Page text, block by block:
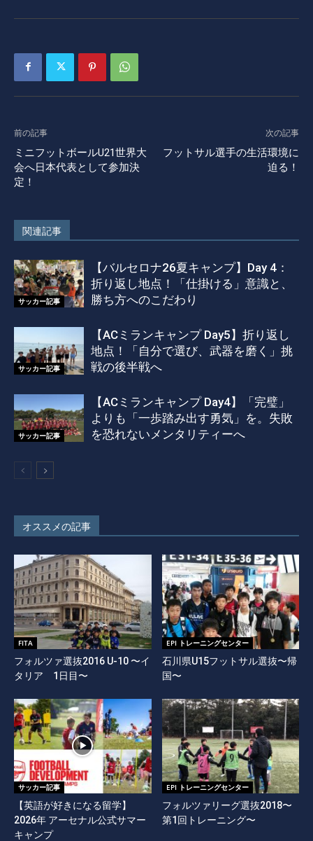
前の記事
ミニフットボールU21世界大
会へ日本代表として参加決
定！
次の記事
フットサル選手の生活環境に
迫る！
関連記事
サッカー記事
【バルセロナ26夏キャンプ】Day 4：
折り返し地点！「仕掛ける」意識と、
勝ち方へのこだわり
サッカー記事
【ACミランキャンプ Day5】折り返し
地点！「自分で選び、武器を磨く」挑
戦の後半戦へ
サッカー記事
【ACミランキャンプ Day4】「完璧」
よりも「一歩踏み出す勇気」を。失敗
を恐れないメンタリティーへ
オススメの記事
FITA
フォルツァ選抜2016 U-10 〜イ
タリア 1日目〜
EPI トレーニングセンター
石川県U15フットサル選抜〜帰
国〜
サッカー記事
【英語が好きになる留学】
2026年 アーセナル公式サマー
キャンプ
EPI トレーニングセンター
フォルツァリーグ選抜2018〜
第1回トレーニング〜